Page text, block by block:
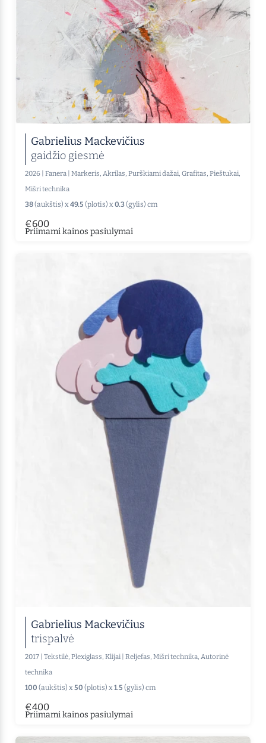
Gabrielius Mackevičius
gaidžio giesmė
2026 | Fanera | Markeris, Akrilas, Purškiami dažai, Grafitas, Pieštukai,
Mišri technika
38(aukštis) x 49.5 (plotis) x 0.3(gylis) cm
€600
Priimami kainos pasiulymai
Gabrielius Mackevičius
trispalvė
2017 Tekstilė, Plexiglass, Klijai Reljefas, Mišri technika, Autorinė
technika
100 (aukštis) x50 (plotis) x1.5 (gylis) cm
€400
Priimami kainos pasiulymai